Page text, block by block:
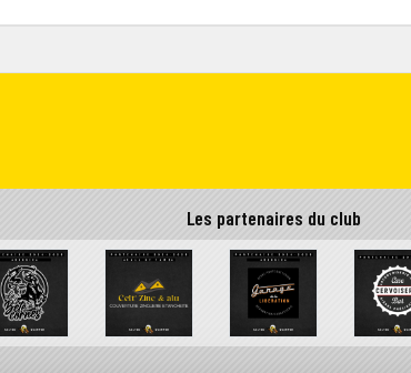
Les partenaires du club